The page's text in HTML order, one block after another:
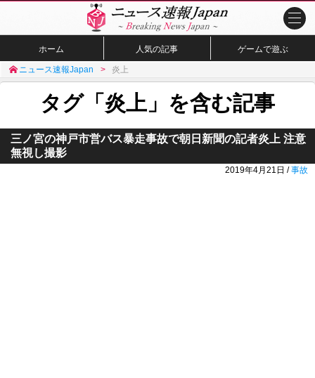
ホーム 人気の記事 ゲームで遊ぶ
ニュース速報Japan 炎上
タグ「炎上」を含む記事
三ノ宮の神戸市営バス暴走事故で朝日新聞の記者炎上 注意
無視し撮影
2019年4月21日 /事故